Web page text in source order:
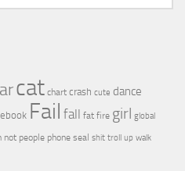
cat chart crash cute dance
Fail fall fat fire girl global
not people phone seal shit troll up walk